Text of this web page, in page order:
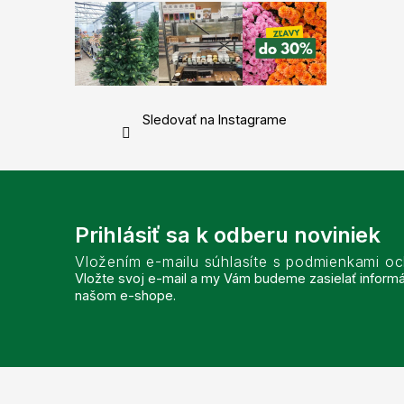
Sledovať na Instagrame
Prihlásiť sa k odberu noviniek
Vložením e-mailu súhlasíte s podmienkami
Vložte svoj e-mail a my Vám budeme zasielať
našom e-shope.